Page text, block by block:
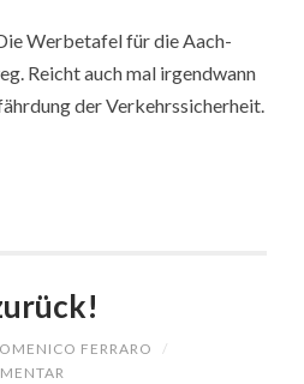
Werbetafel für die Aach-
Reicht auch mal irgendwann
der Verkehrssicherheit.
FERRARO
/